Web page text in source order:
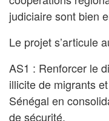
judiciaire sont bien
Le projet s’articule
AS1 : Renforcer le
illicite de migrants
Sénégal en
de sécurité.